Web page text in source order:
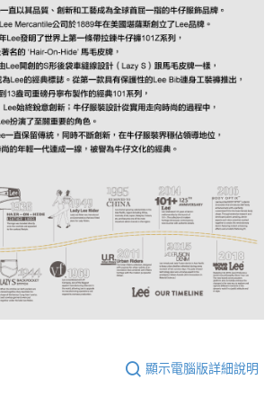
顯示電腦版詳細說明